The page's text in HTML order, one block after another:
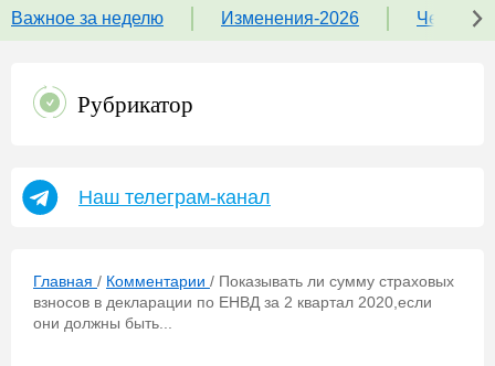
Важное за неделю Изменения-2026 Чек-
Рубрикатор
Наш телеграм-канал
Главная / Комментарии / Показывать ли сумму страховых
взносов в декларации по ЕНВД за 2 квартал 2020,если
они должны быть...